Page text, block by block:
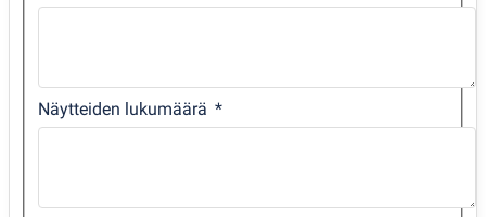
Näytteiden lukumäärä